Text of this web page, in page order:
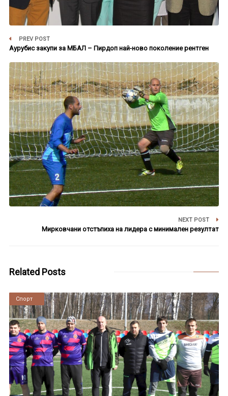
PREV POST
Аурубис закупи за МБАЛ – Пирдоп най-ново поколение рентген
NEXT POST
Мирковчани отстъпиха на лидера с минимален резултат
Related Posts
Новини
Спорт